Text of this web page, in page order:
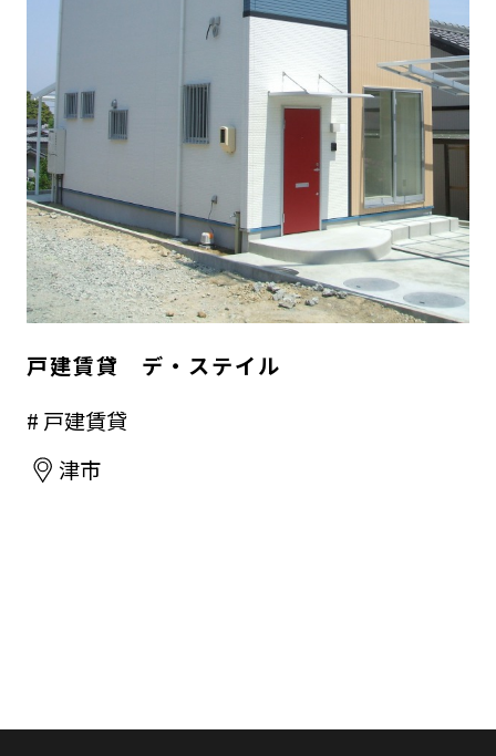
戸建賃貸 デ・ステイル
# 戸建賃貸
津市